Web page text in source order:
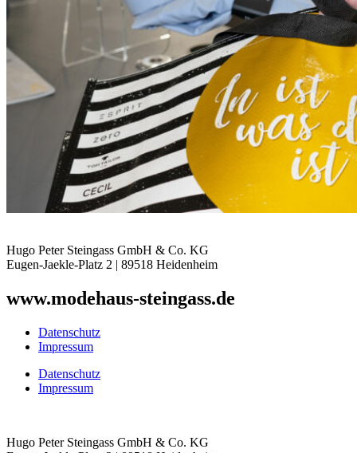
Hugo Peter Steingass GmbH & Co. KG
Eugen-Jaekle-Platz 2 | 89518 Heidenheim
www.modehaus-steingass.de
Datenschutz
Impressum
Datenschutz
Impressum
Hugo Peter Steingass GmbH & Co. KG